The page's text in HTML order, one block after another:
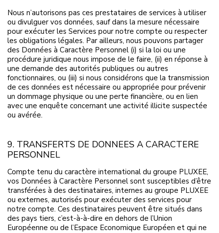
Nous n’autorisons pas ces prestataires de services à utiliser
ou divulguer vos données, sauf dans la mesure nécessaire
pour exécuter les Services pour notre compte ou respecter
les obligations légales. Par ailleurs, nous pouvons partager
des Données à Caractère Personnel (i) si la loi ou une
procédure juridique nous impose de le faire, (ii) en réponse à
une demande des autorités publiques ou autres
fonctionnaires, ou (iii) si nous considérons que la transmission
de ces données est nécessaire ou appropriée pour prévenir
un dommage physique ou une perte financière, ou en lien
avec une enquête concernant une activité illicite suspectée
ou avérée.
9. TRANSFERTS DE DONNEES A CARACTERE
PERSONNEL
Compte tenu du caractère international du groupe PLUXEE,
vos Données à Caractère Personnel sont susceptibles d’être
transférées à des destinataires, internes au groupe PLUXEE
ou externes, autorisés pour exécuter des services pour
notre compte. Ces destinataires peuvent être situés dans
des pays tiers, c’est-à-à-dire en dehors de l’Union
Européenne ou de l’Espace Economique Européen et qui ne